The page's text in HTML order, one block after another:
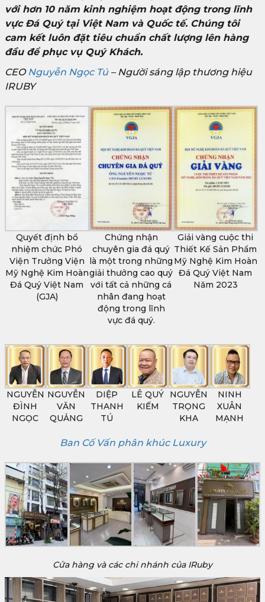
với hơn 10 năm kinh nghiệm hoạt động trong lĩnh
vực Đá Quý tại Việt Nam và Quốc tế. Chúng tôi
cam kết luôn đặt tiêu chuẩn chất lượng lên hàng
đầu để phục vụ Quý Khách.
CEONguyễn Ngọc Tú– Người sáng lập thương hiệu
IRUBY
Quyết định bổ
nhiệm chức Phó
Viện Trưởng Viện
Mỹ Nghệ Kim Hoàn
Đá Quý Việt Nam
(GJA)
Chứng nhận
chuyên gia đá quý
là một trong những
giải thưởng cao quý
với tất cả những cá
nhân đang hoạt
động trong lĩnh
vực đá quý.
Giải vàng cuộc thi
Thiết Kế Sản Phẩm
Mỹ Nghệ Kim Hoàn
Đá Quý Việt Nam
Năm 2023
NGUYỄN
ĐÌNH
NGỌC
NGUYỄN
VĂN
QUẢNG
DIỆP
THANH
TÚ
LÊ QUÝ
KIẾM
NGUYỄN
TRỌNG
KHA
NINH
XUÂN
MẠNH
Ban Cố Vấn phân khúc Luxury
Cửa hàng và các chi nhánh của IRuby